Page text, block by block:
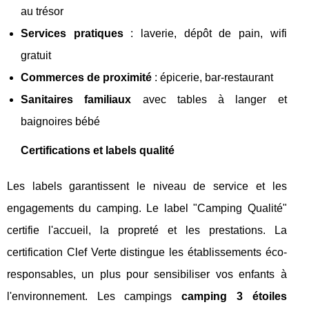
au trésor
Services pratiques: laverie, dépôt de pain, wifi
gratuit
Commerces de proximité : épicerie, bar-restaurant
Sanitaires familiaux avec tables à langer et
baignoires bébé
Certifications et labels qualité
Les labels garantissent le niveau de service et les
engagements du camping. Le label "Camping Qualité"
certifie l'accueil, la propreté et les prestations. La
certification Clef Verte distingue les établissements éco-
responsables, un plus pour sensibiliser vos enfants à
l'environnement. Les campingscamping 3 étoiles